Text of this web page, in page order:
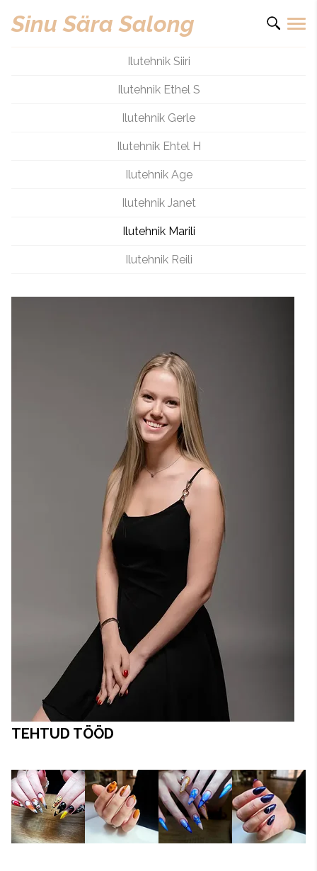
Sinu Sära Salong
Ilutehnik Siiri
Ilutehnik Ethel S
Ilutehnik Gerle
Ilutehnik Ehtel H
Ilutehnik Age
Ilutehnik Janet
Ilutehnik Marili
Ilutehnik Reili
TEHTUD TÖÖD